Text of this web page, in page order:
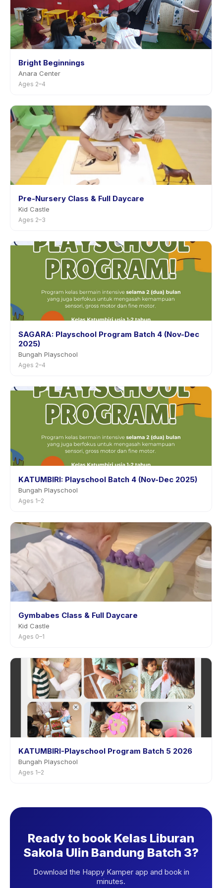
Bright Beginnings
Anara Center
Ages 2–4
Pre-Nursery Class & Full Daycare
Kid Castle
Ages 2–3
SAGARA: Playschool Program Batch 4 (Nov-Dec
2025)
Bungah Playschool
Ages 2–4
KATUMBIRI: Playschool Batch 4 (Nov-Dec 2025)
Bungah Playschool
Ages 1–2
Gymbabes Class & Full Daycare
Kid Castle
Ages 0–1
KATUMBIRI-Playschool Program Batch 5 2026
Bungah Playschool
Ages 1–2
Ready to book Kelas Liburan
Sakola Ulin Bandung Batch 3?
Download the Happy Kamper app and book in
minutes.